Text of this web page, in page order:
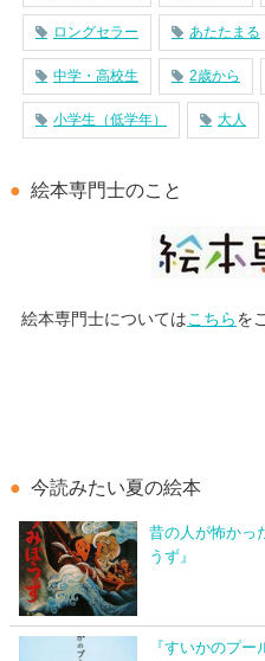
ロングセラー あたたまる
中学・高校生 2歳から
小学生（低学年） 大人
絵本専門士のこと
絵本専門士については こちら を
今読みたい夏の絵本
昔の人が怖かっ
うず』
『すいかのプ